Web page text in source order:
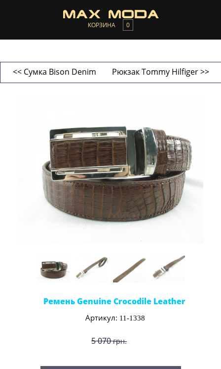
КОРЗИНА 0
<< Сумка Bison Denim Рюкзак Tommy Hilfiger >>
Ремень Genuine Crocodile Leather
Артикул: 11-1338
5 070грн.